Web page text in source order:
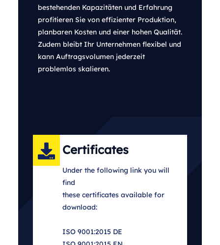
bestehenden Kapazitäten und Erfahrung
profitieren Sie von effizienter Produktion,
planbaren Kosten und einer hohen Qualität.
Zudem bleibt Ihr Unternehmen flexibel und
kann Auftragsvolumen jederzeit
problemlos skalieren.
Certificates
Under the following link you will
find
these certificates available for
download:
ISO 9001:2015 DE